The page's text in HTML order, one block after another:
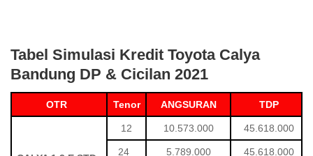
Tabel Simulasi Kredit Toyota Calya
Bandung DP & Cicilan 2021
OTR Tenor ANGSURAN TDP
12 10.573.000 45.618.000
24 5.789.000 45.618.000